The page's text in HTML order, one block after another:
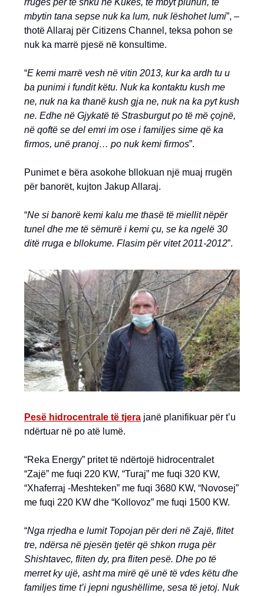
rrugës për të shku në Kukës, të mbyt pluhuri, të
mbytin tana sepse nuk ka lum, nuk lëshohet lumi”, –
thotë Allaraj për Citizens Channel, teksa pohon se
nuk ka marrë pjesë në konsultime.
“E kemi marrë vesh në vitin 2013, kur ka ardh tu u
ba punimi i fundit këtu. Nuk ka kontaktu kush me
ne, nuk na ka thanë kush gja ne, nuk na ka pyt kush
ne. Edhe në Gjykatë të Strasburgut po të më çojnë,
në qoftë se del emri im ose i familjes sime që ka
firmos, unë pranoj… po nuk kemi firmos”.
Punimet e bëra asokohe bllokuan një muaj rrugën
për banorët, kujton Jakup Allaraj.
“Ne si banorë kemi kalu me thasë të miellit nëpër
tunel dhe me të sëmurë i kemi çu, se ka ngelë 30
ditë rruga e bllokume. Flasim për vitet 2011-2012”.
Pesë hidrocentrale të tjera janë planifikuar për t’u
ndërtuar në po atë lumë.
“Reka Energy” pritet të ndërtojë hidrocentralet
“Zajë” me fuqi 220 KW, “Turaj” me fuqi 320 KW,
“Xhaferraj -Meshteken” me fuqi 3680 KW, “Novosej”
me fuqi 220 KW dhe “Kollovoz” me fuqi 1500 KW.
“Nga rrjedha e lumit Topojan për deri në Zajë, flitet
tre, ndërsa në pjesën tjetër që shkon rruga për
Shishtavec, fliten dy, pra fliten pesë. Dhe po të
merret ky ujë, asht ma mirë që unë të vdes këtu dhe
familjes time t’i jepni ngushëllime, sesa të jetoj. Nuk